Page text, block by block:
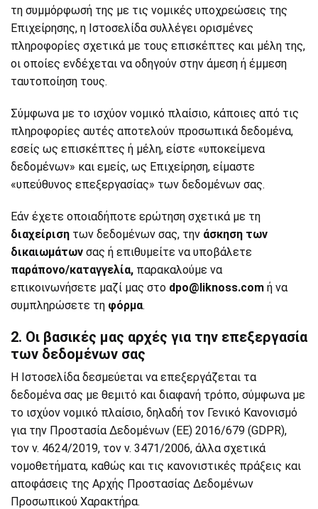
τη συμμόρφωσή της με τις νομικές υποχρεώσεις της
Επιχείρησης, η Ιστοσελίδα συλλέγει ορισμένες
πληροφορίες σχετικά με τους επισκέπτες και μέλη της,
οι οποίες ενδέχεται να οδηγούν στην άμεση ή έμμεση
ταυτοποίηση τους.
Σύμφωνα με το ισχύον νομικό πλαίσιο, κάποιες από τις
πληροφορίες αυτές αποτελούν προσωπικά δεδομένα,
εσείς ως επισκέπτες ή μέλη, είστε «υποκείμενα
δεδομένων» και εμείς, ως Επιχείρηση, είμαστε
«υπεύθυνος επεξεργασίας» των δεδομένων σας.
Εάν έχετε οποιαδήποτε ερώτηση σχετικά με τη
διαχείριση των δεδομένων σας, την άσκηση των
δικαιωμάτων σας ή επιθυμείτε να υποβάλετε
παράπονο/καταγγελία, παρακαλούμε να
επικοινωνήσετε μαζί μας στο dpo@liknoss.com ή να
συμπληρώσετε τη φόρμα.
2. Οι βασικές μας αρχές για την επεξεργασία
των δεδομένων σας
Η Ιστοσελίδα δεσμεύεται να επεξεργάζεται τα
δεδομένα σας με θεμιτό και διαφανή τρόπο, σύμφωνα με
το ισχύον νομικό πλαίσιο, δηλαδή τον Γενικό Κανονισμό
για την Προστασία Δεδομένων (ΕΕ) 2016/679 (GDPR),
τον ν. 4624/2019, τον ν. 3471/2006, άλλα σχετικά
νομοθετήματα, καθώς και τις κανονιστικές πράξεις και
αποφάσεις της Αρχής Προστασίας Δεδομένων
Προσωπικού Χαρακτήρα.